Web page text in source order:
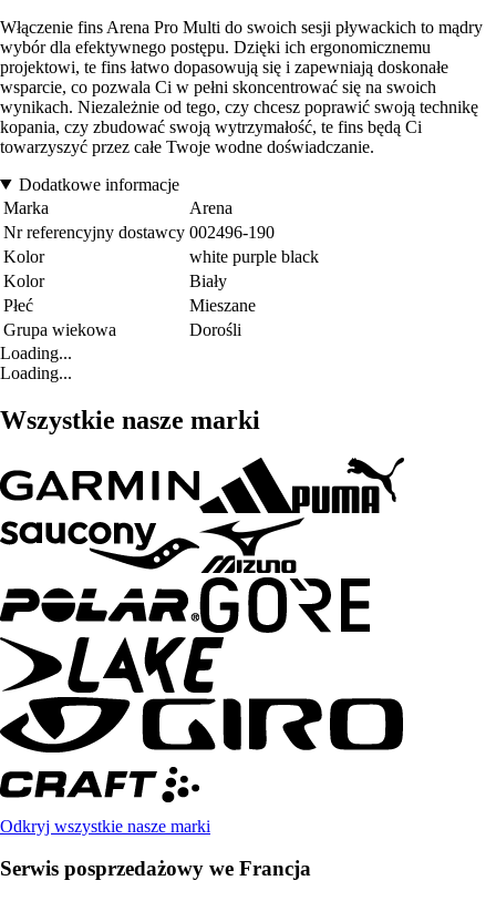
Włączenie fins Arena Pro Multi do swoich sesji pływackich to mądry
wybór dla efektywnego postępu. Dzięki ich ergonomicznemu
projektowi, te fins łatwo dopasowują się i zapewniają doskonałe
wsparcie, co pozwala Ci w pełni skoncentrować się na swoich
wynikach. Niezależnie od tego, czy chcesz poprawić swoją technikę
kopania, czy zbudować swoją wytrzymałość, te fins będą Ci
towarzyszyć przez całe Twoje wodne doświadczanie.
Dodatkowe informacje
Marka
Arena
Nr referencyjny dostawcy 002496-190
Kolor
white purple black
Kolor
Biały
Płeć
Mieszane
Grupa wiekowa
Dorośli
Loading...
Loading...
Wszystkie nasze marki
Odkryj wszystkie nasze marki
Serwis posprzedażowy we Francja